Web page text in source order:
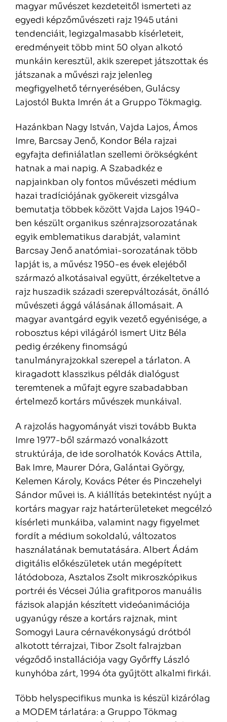
magyar művészet kezdeteitől ismerteti az
egyedi képzőművészeti rajz 1945 utáni
tendenciáit, legizgalmasabb kísérleteit,
eredményeit több mint 50 olyan alkotó
munkáin keresztül, akik szerepet játszottak és
játszanak a művészi rajz jelenleg
megfigyelhető térnyerésében, Gulácsy
Lajostól Bukta Imrén át a Gruppo Tökmagig.
Hazánkban Nagy István, Vajda Lajos, Ámos
Imre, Barcsay Jenő, Kondor Béla rajzai
egyfajta definiálatlan szellemi örökségként
hatnak a mai napig. A Szabadkéz e
napjainkban oly fontos művészeti médium
hazai tradíciójának gyökereit vizsgálva
bemutatja többek között Vajda Lajos 1940-
ben készült organikus szénrajzsorozatának
egyik emblematikus darabját, valamint
Barcsay Jenő anatómiai-sorozatának több
lapját is, a művész 1950-es évek elejéből
származó alkotásaival együtt, érzékeltetve a
rajz huszadik századi szerepváltozását, önálló
művészeti ággá válásának állomásait. A
magyar avantgárd egyik vezető egyénisége, a
robosztus képi világáról ismert Uitz Béla
pedig érzékeny finomságú
tanulmányrajzokkal szerepel a tárlaton. A
kiragadott klasszikus példák dialógust
teremtenek a műfajt egyre szabadabban
értelmező kortárs művészek munkáival.
A rajzolás hagyományát viszi tovább Bukta
Imre 1977-ből származó vonalkázott
struktúrája, de ide sorolhatók Kovács Attila,
Bak Imre, Maurer Dóra, Galántai György,
Kelemen Károly, Kovács Péter és Pinczehelyi
Sándor művei is. A kiállítás betekintést nyújt a
kortárs magyar rajz határterületeket megcélzó
kísérleti munkáiba, valamint nagy figyelmet
fordít a médium sokoldalú, változatos
használatának bemutatására. Albert Ádám
digitális előkészületek után megépített
látódoboza, Asztalos Zsolt mikroszkópikus
portréi és Vécsei Júlia grafitporos manuális
fázisok alapján készített videóanimációja
ugyanúgy része a kortárs rajznak, mint
Somogyi Laura cérnavékonyságú drótból
alkotott térrajzai, Tibor Zsolt falrajzban
végződő installációja vagy Győrffy László
kunyhóba zárt, 1994 óta gyűjtött alkalmi firkái.
Több helyspecifikus munka is készül kizárólag
a MODEM tárlatára: a Gruppo Tökmag